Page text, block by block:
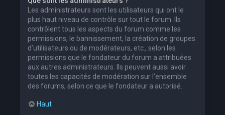
Les administrateurs sont les utilisateurs qui ont le
plus haut niveau de contrôle sur tout le forum. Ils
contrôlent tous les aspects du forum comme les
permissions, le bannissement, la création de groupes
d’utilisateurs ou de modérateurs, etc., selon les
permissions que le fondateur du forum a attribuées
aux autres administrateurs. Ils peuvent aussi avoir
toutes les capacités de modération sur l’ensemble
des forums, selon ce que le fondateur a autorisé.
Haut